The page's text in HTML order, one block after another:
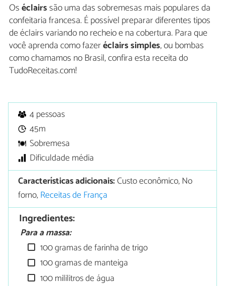
Oséclairssão uma das sobremesas mais populares da
confeitaria francesa. É possível preparar diferentes tipos
de éclairs variando no recheio e na cobertura. Para que
você aprenda como fazeréclairs simples, ou bombas
como chamamos no Brasil, confira esta receita do
TudoReceitas.com!
4 pessoas
45m
Sobremesa
Dificuldade média
Características adicionais:Custo econômico, No
forno,Receitas de França
Ingredientes:
Para a massa:
100 gramas de farinha de trigo
100 gramas de manteiga
100 mililitros de água